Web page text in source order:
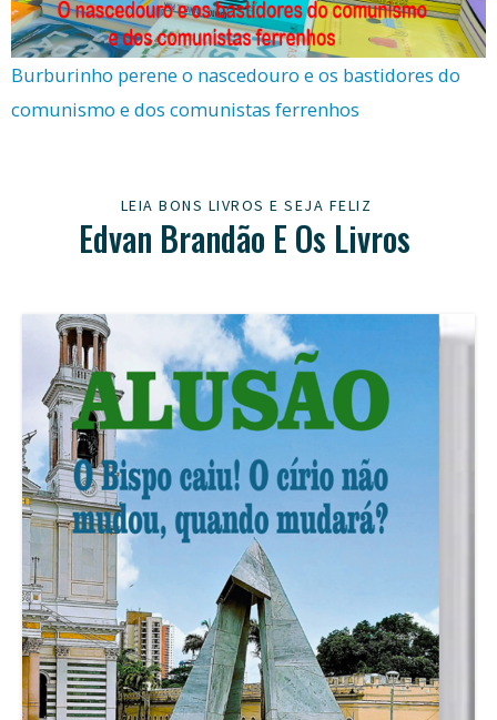
Burburinho perene o nascedouro e os bastidores do
comunismo e dos comunistas ferrenhos
LEIA BONS LIVROS E SEJA FELIZ
Edvan Brandão E Os Livros